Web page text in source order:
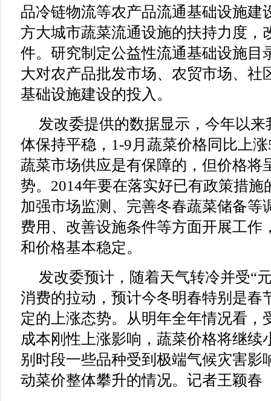
品冷链物流等农产品流通基础设施建
方大城市蔬菜流通设施的扶持力度，
件。研究制定公益性流通基础设施目
大对农产品批发市场、农贸市场、社
基础设施建设的投入。
发改委提供的数据显示，今年以
体保持平稳，1-9月蔬菜价格同比上
蔬菜市场供应是有保障的，但价格将
势。2014年要在落实好已有政策措施
加强市场监测、完善冬春蔬菜储备等
费用、改善设施条件等方面开展工作
和价格基本稳定。
发改委预计，随着天气转冷并受“
消费的拉动，预计今冬明春特别是春
定的上涨态势。从明年全年情况看，
成本刚性上涨影响，蔬菜价格将继续
别时段一些品种受到极端气候灾害影
动菜价整体攀升的情况。记者王颖春